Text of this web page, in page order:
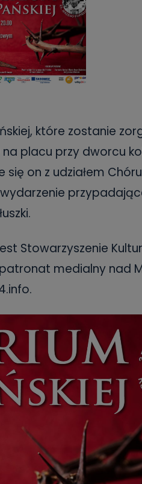
które zostanie
na placu przy dworcu
on z udziałem
Stowarzyszenie
medialny nad